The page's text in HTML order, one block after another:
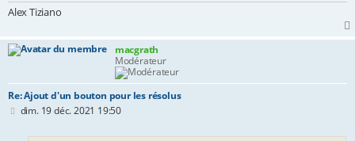
Alex Tiziano
macgrath
Modérateur
Re: Ajout d'un bouton pour les résolus
M
dim. 19 déc. 2021 19:50